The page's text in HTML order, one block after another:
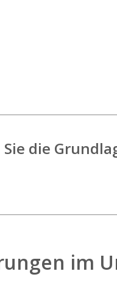
Sie die
im